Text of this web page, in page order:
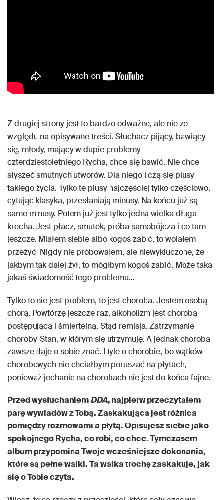
Z drugiej strony jest to bardzo odważne, ale nie ze
względu na opisywane treści. Słuchacz pijący, bawiący
się, młody, mający w dupie problemy
czterdziestoletniego Rycha, chce się bawić. Nie chce
słyszeć smutnych utworów. Dla niego liczą się plusy
takiego życia. Tylko te plusy najczęściej tylko częściowo,
cytując klasyka, przesłaniają minusy. Na końcu już są
same minusy. Potem już jest tylko jedna wielka długa
krecha. Jest płacz, smutek, próba samobójcza i co tam
jeszcze. Miałem siebie albo kogoś zabić, to wolałem
przeżyć. Nigdy nie próbowałem, ale niewykluczone, że
jakbym tak dalej żył, to mógłbym kogoś zabić. Może taka
jakaś świadomość tego problemu…
Tylko to nie jest problem, to jest choroba. Jestem osobą
chorą. Powtórzę jeszcze raz, alkoholizm jest chorobą
postępującą i śmiertelną. Stąd remisja. Zatrzymanie
choroby. Stan, w którym się utrzymuję. A jednak choroba
zawsze daje o sobie znać. I tyle o chorobie, bo wątków
chorobowych nie chciałbym poruszać na płytach,
ponieważ jechanie na chorobach nie jest do końca fajne.
Przed wysłuchaniemDDA, najpierw przeczytałem
parę wywiadów z Tobą. Zaskakująca jest różnica
pomiędzy rozmowami a płytą. Opisujesz siebie jako
spokojnego Rycha, co robi, co chce. Tymczasem
album przypomina Twoje wcześniejsze dokonania,
które są pełne walki. Ta walka trochę zaskakuje, jak
się o Tobie czyta.